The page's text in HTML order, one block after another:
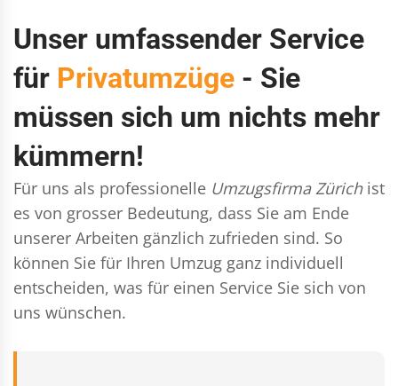
Unser umfassender Service
für Privatumzüge - Sie
müssen sich um nichts mehr
kümmern!
Für uns als professionelle Umzugsfirma Zürichist
es von grosser Bedeutung, dass Sie am Ende
unserer Arbeiten gänzlich zufrieden sind. So
können Sie für Ihren Umzug ganz individuell
entscheiden, was für einen Service Sie sich von
uns wünschen.